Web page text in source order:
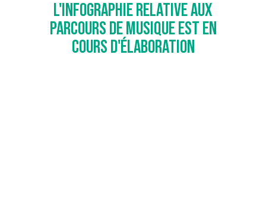
L'INFOGRAPHIE RELATIVE AUX
PARCOURS DE MUSIQUE EST EN
COURS D'ÉLABORATION